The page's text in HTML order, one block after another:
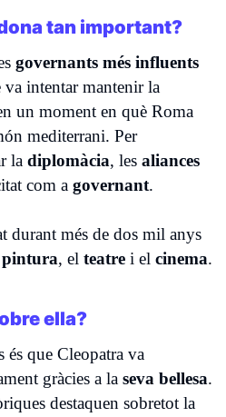
tan important?
governants més influents
va intentar mantenir la
un moment en què Roma
mediterrani. Per
la diplomàcia, les aliances
com a governant.
durant més de dos mil anys
pintura, el teatre i el cinema.
ella?
és que Cleopatra va
gràcies a la seva bellesa.
destaquen sobretot la